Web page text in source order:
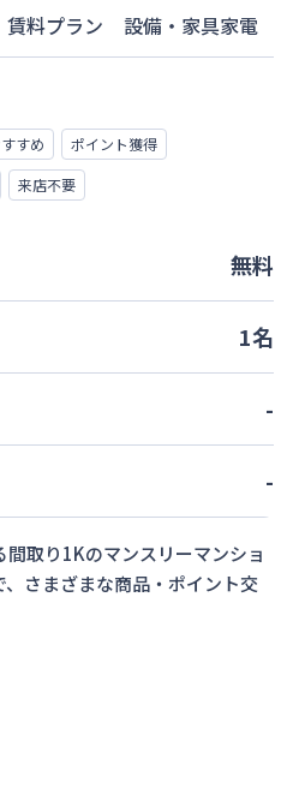
賃料プラン 設備・家具家電
すめ
ポイント獲得
来店不要
無料
1名
-
-
間取り1Kのマンスリーマンショ
さまざまな商品・ポイント交